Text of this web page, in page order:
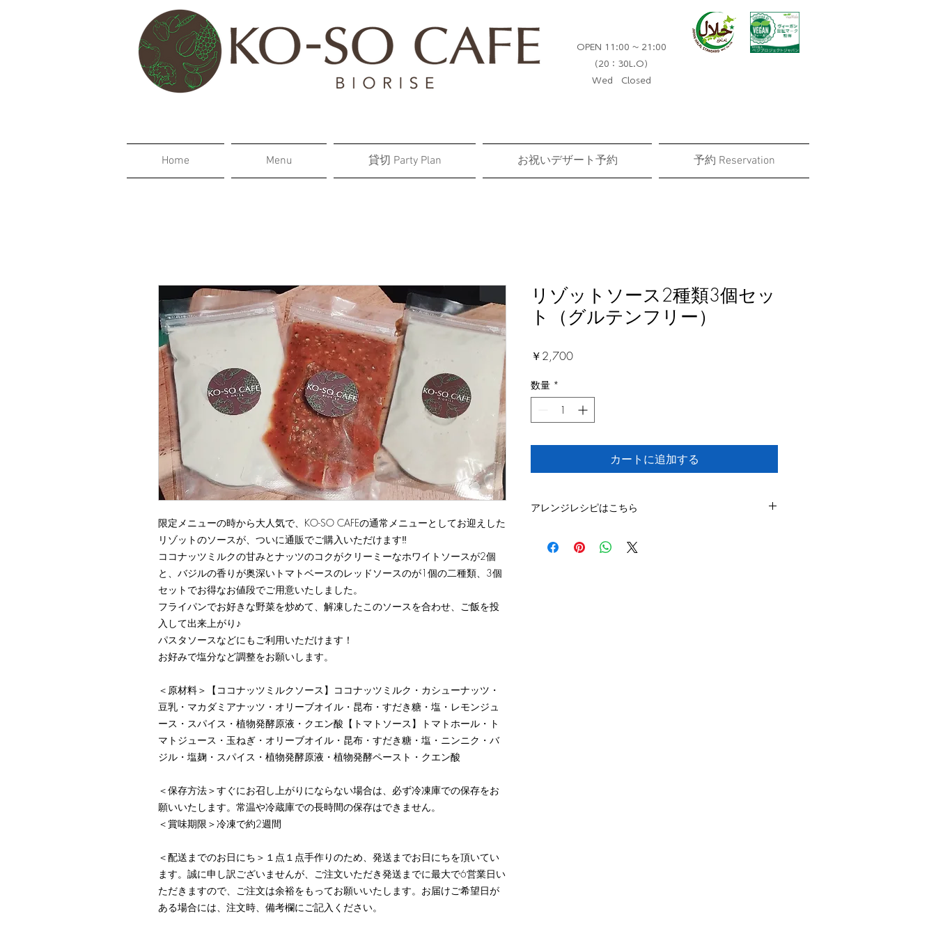
OPEN 11:00 ~ 21:00
（20：30L.O）​
Wed Closed
Home Menu 貸切 Party Plan お祝いデザート予約 予約 Reservation
限定メニューの時から大人気で、KO-SO CAFEの通常メニューとしてお迎えした
リゾットのソースが、ついに通販でご購入いただけます‼
ココナッツミルクの甘みとナッツのコクがクリーミーなホワイトソースが2個
と、バジルの香りが奥深いトマトベースのレッドソースのが1個の二種類、3個
セットでお得なお値段でご用意いたしました。
フライパンでお好きな野菜を炒めて、解凍したこのソースを合わせ、ご飯を投
入して出来上がり♪
パスタソースなどにもご利用いただけます！
お好みで塩分など調整をお願いします。
＜原材料＞【ココナッツミルクソース】ココナッツミルク・カシューナッツ・
豆乳・マカダミアナッツ・オリーブオイル・昆布・すだき糖・塩・レモンジュ
ース・スパイス・植物発酵原液・クエン酸【トマトソース】トマトホール・ト
マトジュース・玉ねぎ・オリーブオイル・昆布・すだき糖・塩・ニンニク・バ
ジル・塩麹・スパイス・植物発酵原液・植物発酵ペースト・クエン酸
＜保存方法＞すぐにお召し上がりにならない場合は、必ず冷凍庫での保存をお
願いいたします。常温や冷蔵庫での長時間の保存はできません。
＜賞味期限＞冷凍で約2週間
＜配送までのお日にち＞１点１点手作りのため、発送までお日にちを頂いてい
ます。誠に申し訳ございませんが、ご注文いただき発送までに最大で6営業日い
ただきますので、ご注文は余裕をもってお願いいたします。お届けご希望日が
ある場合には、注文時、備考欄にご記入ください。
リゾットソース2種類3個セッ
ト（グルテンフリー）
￥2,700価
数量 *
カートに追加する
アレンジレシピはこちら
脂肪燃焼スープ